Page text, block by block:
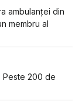
ambulanței din
membru al
Peste 200 de